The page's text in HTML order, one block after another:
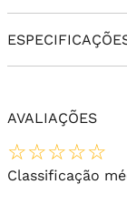
AVALIAÇÕES
☆☆☆☆☆
Classificação